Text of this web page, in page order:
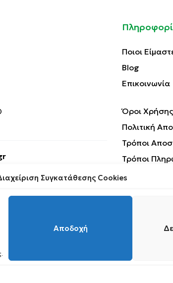
Συγκατάθεσης Cookies
Αποδοχή
Ποιοι
Blog
Επικοινωνία
Όροι Χρήσης
Πολιτική
Τρόποι
Τρόποι
Επιστροφές
2023 Medipharmacy. All Rights Reserved